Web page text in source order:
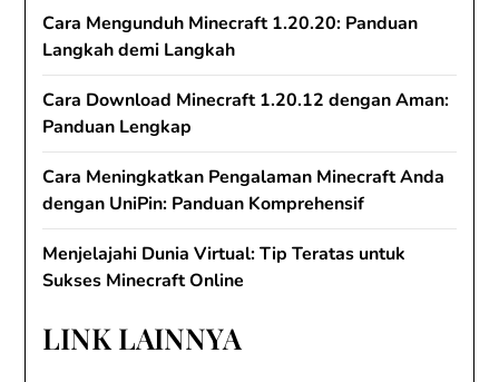
Cara Mengunduh Minecraft 1.20.20: Panduan
Langkah demi Langkah
Cara Download Minecraft 1.20.12 dengan Aman:
Panduan Lengkap
Cara Meningkatkan Pengalaman Minecraft Anda
dengan UniPin: Panduan Komprehensif
Menjelajahi Dunia Virtual: Tip Teratas untuk
Sukses Minecraft Online
LINK LAINNYA